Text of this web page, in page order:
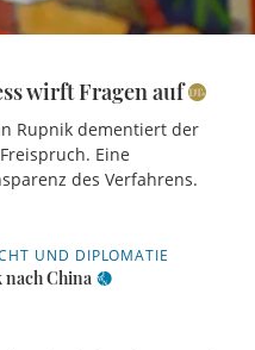
wirft Fragen auf
Rupnik dementiert der
Eine
des Verfahrens.
UND DIPLOMATIE
China